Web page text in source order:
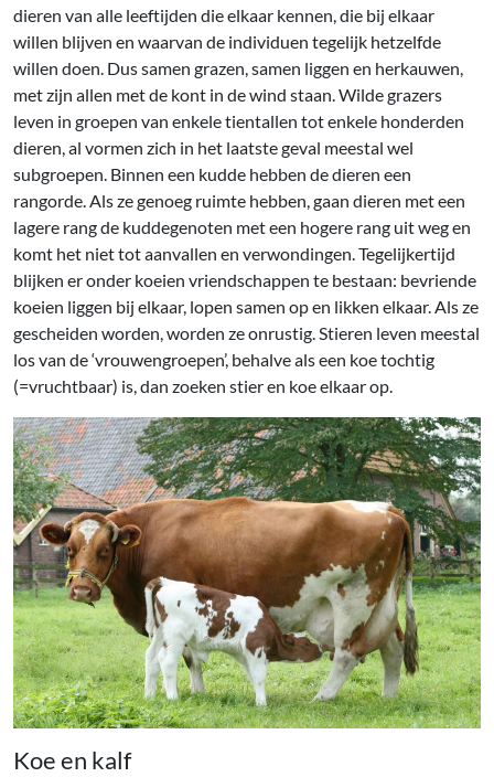
dieren van alle leeftijden die elkaar kennen, die bij elkaar
willen blijven en waarvan de individuen tegelijk hetzelfde
willen doen. Dus samen grazen, samen liggen en herkauwen,
met zijn allen met de kont in de wind staan. Wilde grazers
leven in groepen van enkele tientallen tot enkele honderden
dieren, al vormen zich in het laatste geval meestal wel
subgroepen. Binnen een kudde hebben de dieren een
rangorde. Als ze genoeg ruimte hebben, gaan dieren met een
lagere rang de kuddegenoten met een hogere rang uit weg en
komt het niet tot aanvallen en verwondingen. Tegelijkertijd
blijken er onder koeien vriendschappen te bestaan: bevriende
koeien liggen bij elkaar, lopen samen op en likken elkaar. Als ze
gescheiden worden, worden ze onrustig. Stieren leven meestal
los van de ‘vrouwengroepen’, behalve als een koe tochtig
(=vruchtbaar) is, dan zoeken stier en koe elkaar op.
Koe en kalf